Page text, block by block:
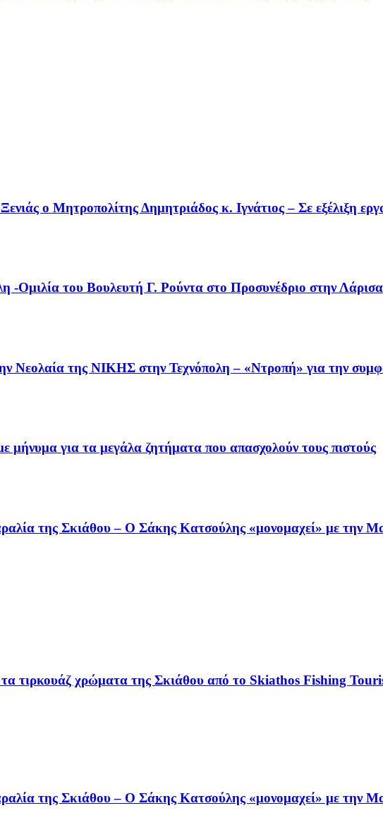
ο Μητροπολίτης Δημητριάδος κ. Ιγνάτιος – Σε εξέλιξη
-Ομιλία του Βουλευτή Γ. Ρούντα στο Προσυνέδριο στην
Νεολαία της ΝΙΚΗΣ στην Τεχνόπολη – «Ντροπή» για την
μήνυμα για τα μεγάλα ζητήματα που απασχολούν τους πιστούς
της Σκιάθου – Ο Σάκης Κατσούλης «μονομαχεί» με την
τιρκουάζ χρώματα της Σκιάθου από το Skiathos Fishing
της Σκιάθου – Ο Σάκης Κατσούλης «μονομαχεί» με την